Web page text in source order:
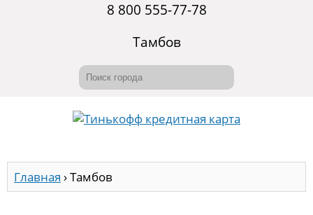
8 800 555-77-78
Тамбов
Главная ›Тамбов